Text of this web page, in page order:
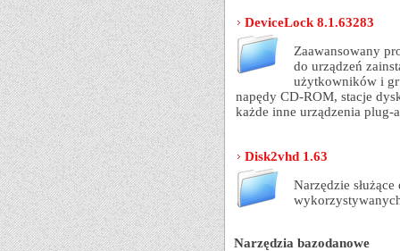
DeviceLock 8.1.63283
Zaawansowany
do urządzeń
użytkowników i
napędy CD-ROM, stacje
każde inne urządzenia plug-
Disk2vhd 1.63
Narzędzie
Narzędzia bazodanowe